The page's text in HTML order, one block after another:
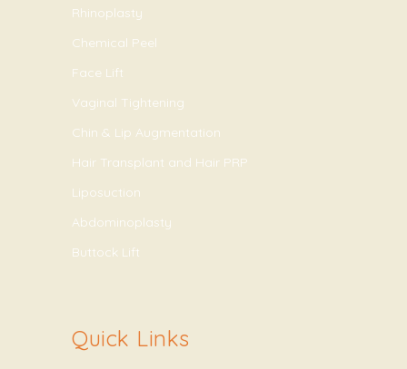
Rhinoplasty
Chemical Peel
Face Lift
Vaginal Tightening
Chin & Lip Augmentation
Hair Transplant and Hair PRP
Liposuction
Abdominoplasty
Buttock Lift
Quick Links